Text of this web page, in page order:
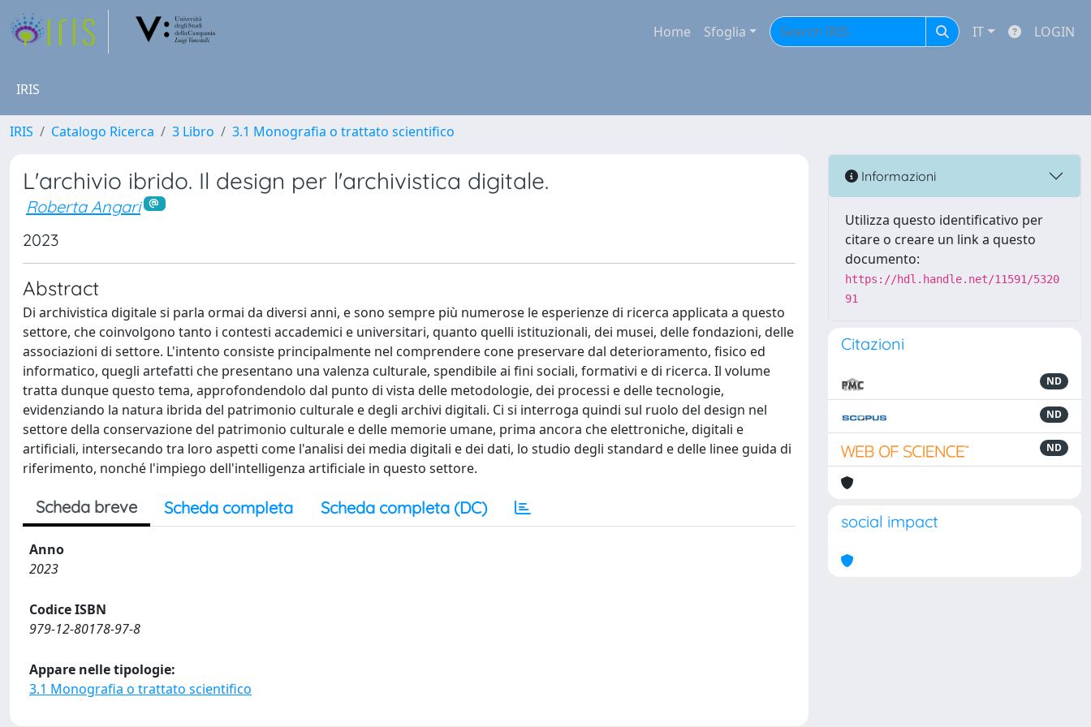
Home Sfoglia IT LOGIN
IRIS
IRIS Catalogo Ricerca 3 Libro 3.1 Monografia o trattato scientifico
L'archivio ibrido. Il design per l'archivistica digitale.
Roberta Angari
2023
Abstract
Di archivistica digitale si parla ormai da diversi anni, e sono sempre più numerose le esperienze di ricerca applicata a questo
settore, che coinvolgono tanto i contesti accademici e universitari, quanto quelli istituzionali, dei musei, delle fondazioni, delle
associazioni di settore. L'intento consiste principalmente nel comprendere cone preservare dal deterioramento, fisico ed
informatico, quegli artefatti che presentano una valenza culturale, spendibile ai fini sociali, formativi e di ricerca. Il volume
tratta dunque questo tema, approfondendolo dal punto di vista delle metodologie, dei processi e delle tecnologie,
evidenziando la natura ibrida del patrimonio culturale e degli archivi digitali. Ci si interroga quindi sul ruolo del design nel
settore della conservazione del patrimonio culturale e delle memorie umane, prima ancora che elettroniche, digitali e
artificiali, intersecando tra loro aspetti come l'analisi dei media digitali e dei dati, lo studio degli standard e delle linee guida di
riferimento, nonché l'impiego dell'intelligenza artificiale in questo settore.
Scheda breve Scheda completa Scheda completa (DC)
Anno
2023
Codice ISBN
979-12-80178-97-8
Appare nelle tipologie:
3.1 Monografia o trattato scientifico
Informazioni
Utilizza questo identificativo per
citare o creare un link a questo
documento:
https://hdl.handle.net/11591/5320
91
Citazioni
ND
ND
ND
social impact